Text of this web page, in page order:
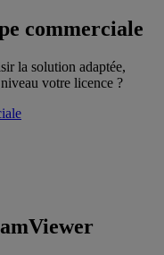
commerciale
la solution adaptée,
votre licence ?